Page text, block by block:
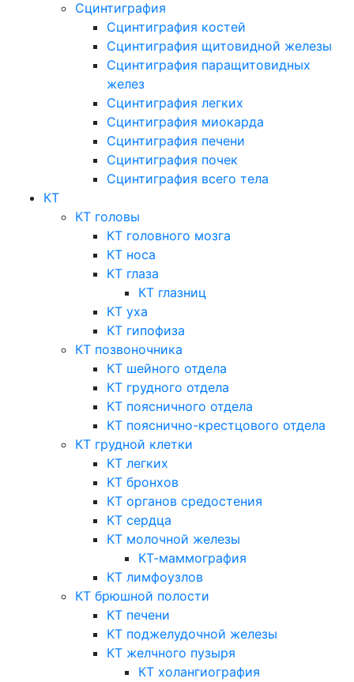
Сцинтиграфия
Сцинтиграфия костей
Сцинтиграфия щитовидной железы
Сцинтиграфия паращитовидных
желез
Сцинтиграфия легких
Сцинтиграфия миокарда
Сцинтиграфия печени
Сцинтиграфия почек
Сцинтиграфия всего тела
КТ
КТ головы
КТ головного мозга
КТ носа
КТ глаза
КТ глазниц
КТ уха
КТ гипофиза
КТ позвоночника
КТ шейного отдела
КТ грудного отдела
КТ поясничного отдела
КТ пояснично-крестцового отдела
КТ грудной клетки
КТ легких
КТ бронхов
КТ органов средостения
КТ сердца
КТ молочной железы
КТ-маммография
КТ лимфоузлов
КТ брюшной полости
КТ печени
КТ поджелудочной железы
КТ желчного пузыря
КТ холангиография